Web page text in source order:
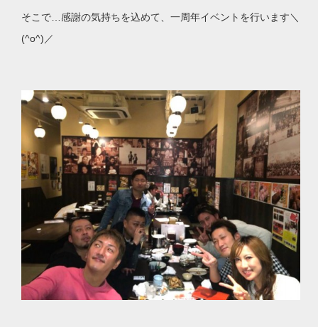
そこで…感謝の気持ちを込めて、一周年イベントを行います＼
(^o^)／